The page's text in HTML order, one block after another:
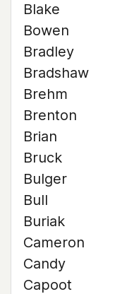
Blake
Bowen
Bradley
Bradshaw
Brehm
Brenton
Brian
Bruck
Bulger
Bull
Buriak
Cameron
Candy
Capoot